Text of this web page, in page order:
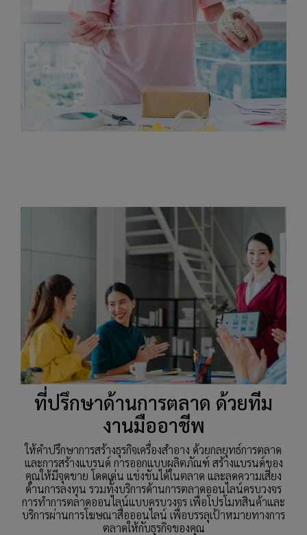
ที่ปรึกษาด้านการตลาด ด้วยทีม
งานมืออาชีพ
ให้คำปรึกษาการสร้างธุรกิจเครื่องสำอาง ด้วยกลยุทธ์การตลาด
และการสร้างแบรนด์ การออกแบบผลิตภัณฑ์ สร้างแบรนด์ของ
คุณให้มีจุดขาย โดดเด่น แข่งขันได้ในตลาด และลดความเสี่ยง
ด้านการลงทุน รวมทั้งบริการด้านการตลาดออนไลน์ครบวงจร
การทำการตลาดออนไลน์แบบครบวงจร เพื่อโปรโมทสินค้าและ
บริการผ่านการโฆษณาสื่อออนไลน์ เพื่อบรรลุเป้าหมายทางการ
ตลาดให้กับธุรกิจของคุณ